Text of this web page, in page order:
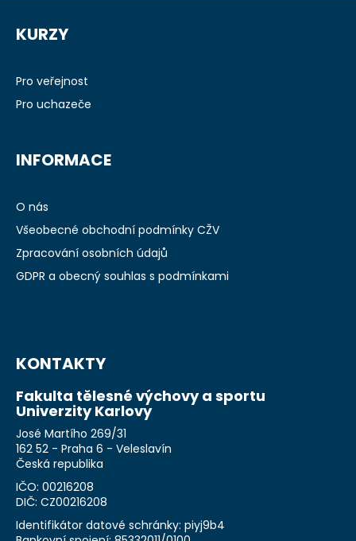
KURZY
Pro veřejnost
Pro uchazeče
INFORMACE
O nás
Všeobecné obchodní podmínky CŽV
Zpracování osobních údajů
GDPR a obecný souhlas s podmínkami
KONTAKTY
Fakulta tělesné výchovy a sportu
Univerzity Karlovy
José Martího 269/31
162 52 - Praha 6 - Veleslavín
Česká republika
IČO: 00216208
DIČ: CZ00216208
Identifikátor datové schránky: piyj9b4